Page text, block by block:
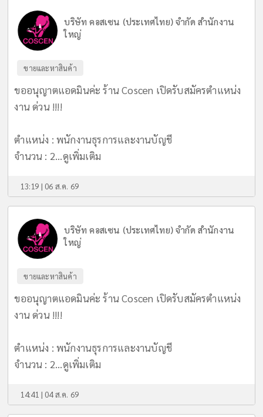
บริษัท คอสเซน (ประเทศไทย) จำกัด สำนักงาน
ใหญ่
ขายและหาสินค้า
ขออนุญาตแอดมินค่ะ ร้าน Coscen เปิดรับสมัครตำแหน่ง
งาน ด่วน !!!!
ตำแหน่ง : พนักงานธุรการและงานบัญชี
จำนวน : 2...ดูเพิ่มเติม
13:19 | 06 ส.ค. 69
บริษัท คอสเซน (ประเทศไทย) จำกัด สำนักงาน
ใหญ่
ขายและหาสินค้า
ขออนุญาตแอดมินค่ะ ร้าน Coscen เปิดรับสมัครตำแหน่ง
งาน ด่วน !!!!
ตำแหน่ง : พนักงานธุรการและงานบัญชี
จำนวน : 2...ดูเพิ่มเติม
14:41 | 04 ส.ค. 69